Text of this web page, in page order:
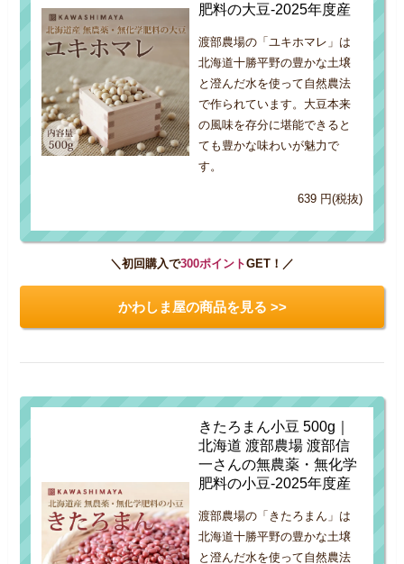
肥料の大豆-2025年度産
渡部農場の「ユキホマレ」は
北海道十勝平野の豊かな土壌
と澄んだ水を使って自然農法
で作られています。大豆本来
の風味を存分に堪能できると
ても豊かな味わいが魅力で
す。
639 円(税抜)
＼初回購入で300ポイントGET！／
かわしま屋の商品を見る >>
きたろまん小豆 500g｜
北海道 渡部農場 渡部信
一さんの無農薬・無化学
肥料の小豆-2025年度産
渡部農場の「きたろまん」は
北海道十勝平野の豊かな土壌
と澄んだ水を使って自然農法